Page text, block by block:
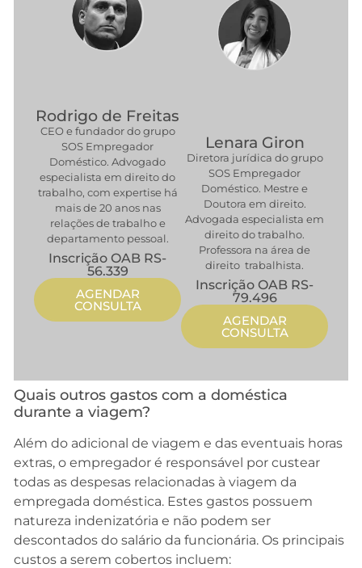
Rodrigo de Freitas
CEO e fundador do grupo
SOS Empregador
Doméstico. Advogado
especialista em direito do
trabalho, com expertise há
mais de 20 anos nas
relações de trabalho e
departamento pessoal.
Inscrição OAB RS-
56.339
AGENDAR
CONSULTA
Lenara Giron
Diretora jurídica do grupo
SOS Empregador
Doméstico. Mestre e
Doutora em direito.
Advogada especialista em
direito do trabalho.
Professora na área de
direito trabalhista.
Inscrição OAB RS-
79.496
AGENDAR
CONSULTA
Quais outros gastos com a doméstica
durante a viagem?
Além do adicional de viagem e das eventuais horas
extras, o empregador é responsável por custear
todas as despesas relacionadas à viagem da
empregada doméstica. Estes gastos possuem
natureza indenizatória e não podem ser
descontados do salário da funcionária. Os principais
custos a serem cobertos incluem: